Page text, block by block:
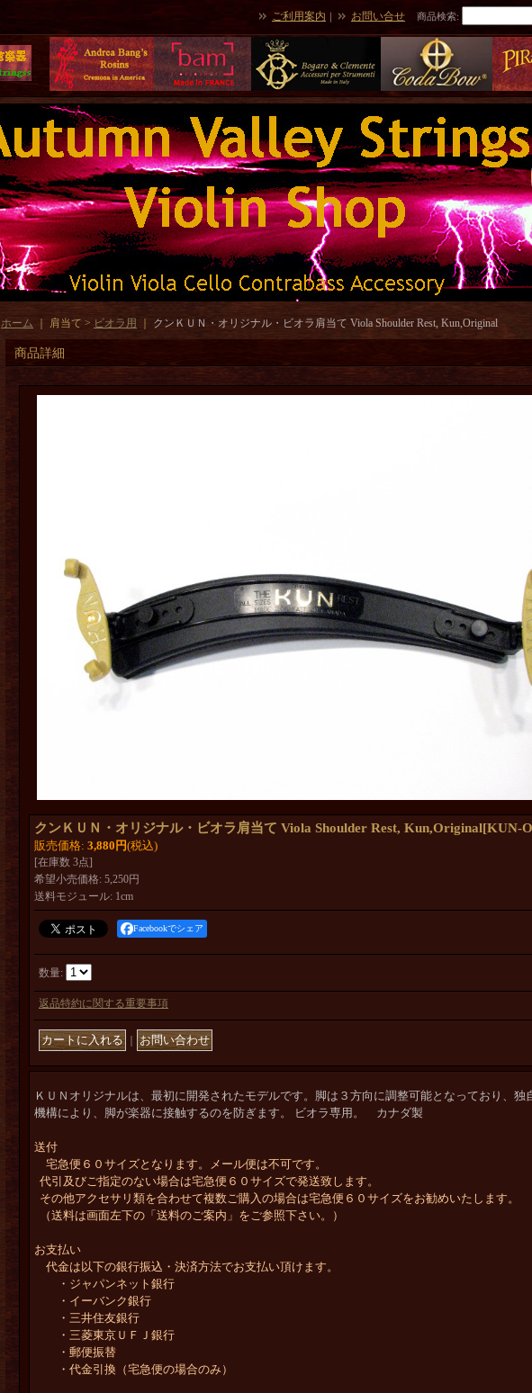
ご利用案内 ｜ お問い合せ 商品検索:
ホーム ｜ 肩当て > ビオラ用 クンＫＵＮ・オリジナル・ビオラ肩当て Viola Shoulder Rest, Kun,Original
商品詳細
クンＫＵＮ・オリジナル・ビオラ肩当て Viola Shoulder Rest, Kun,Original[KUN-
販売価格: 3,880円(税込)
[在庫数 3点]
希望小売価格: 5,250円
送料モジュール: 1cm
Facebookでシェア
数量:
返品特約に関する重要事項
ＫＵＮオリジナルは、最初に開発されたモデルです。脚は３方向に調整可能となっており、独
機構により、脚が楽器に接触するのを防ぎます。 ビオラ専用。 カナダ製
送付
宅急便６０サイズとなります。メール便は不可です。
代引及びご指定のない場合は宅急便６０サイズで発送致します。
その他アクセサリ類を合わせて複数ご購入の場合は宅急便６０サイズをお勧めいたします。
（送料は画面左下の「送料のご案内」をご参照下さい。）
お支払い
代金は以下の銀行振込・決済方法でお支払い頂けます。
・ジャパンネット銀行
・イーバンク銀行
・三井住友銀行
・三菱東京ＵＦＪ銀行
・郵便振替
・代金引換（宅急便の場合のみ）